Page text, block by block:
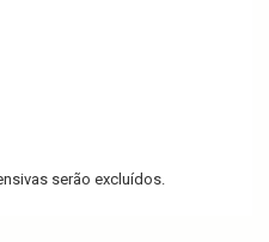
serão excluídos.